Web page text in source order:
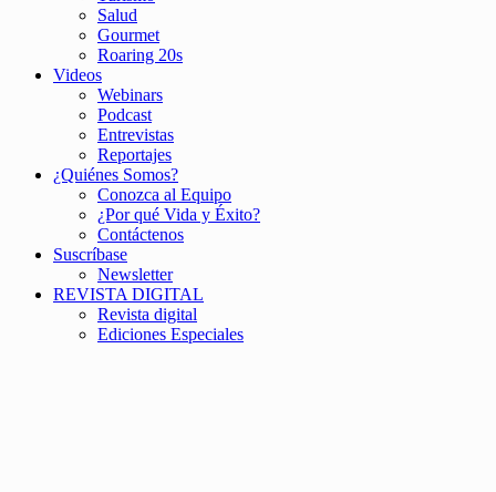
Salud
Gourmet
Roaring 20s
Videos
Webinars
Podcast
Entrevistas
Reportajes
¿Quiénes Somos?
Conozca al Equipo
¿Por qué Vida y Éxito?
Contáctenos
Suscríbase
Newsletter
REVISTA DIGITAL
Revista digital
Ediciones Especiales